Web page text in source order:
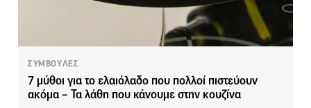
ΣΥΜΒΟΥΛΕΣ
7 μύθοι για το ελαιόλαδο που πολλοί πιστεύουν
ακόμα – Τα λάθη που κάνουμε στην κουζίνα